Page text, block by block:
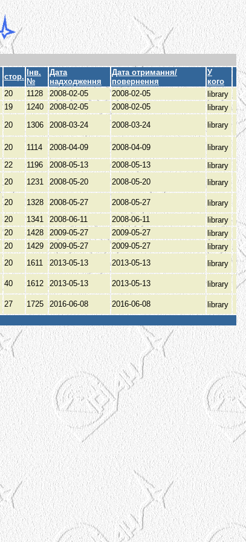
стор.
Інв.
№
Дата
надходження
Дата отримання/
повернення
У
кого
20 1128 2008-02-05 2008-02-05
library
19 1240 2008-02-05 2008-02-05
library
20 1306 2008-03-24 2008-03-24 library
20 1114 2008-04-09 2008-04-09
library
22 1196 2008-05-13 2008-05-13
library
20 1231 2008-05-20 2008-05-20 library
20 1328 2008-05-27 2008-05-27
library
20 1341 2008-06-11 2008-06-11
library
20 1428 2009-05-27 2009-05-27
library
20 1429 2009-05-27 2009-05-27
library
20 1611 2013-05-13 2013-05-13 library
40 1612 2013-05-13 2013-05-13 library
27 1725 2016-06-08 2016-06-08
library